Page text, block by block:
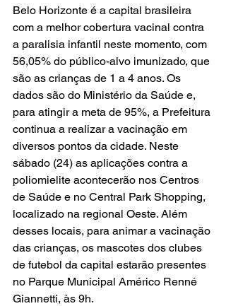
Belo Horizonte é a capital brasileira
com a melhor cobertura vacinal contra
a paralisia infantil neste momento, com
56,05% do público-alvo imunizado, que
são as crianças de 1 a 4 anos. Os
dados são do Ministério da Saúde e,
para atingir a meta de 95%, a Prefeitura
continua a realizar a vacinação em
diversos pontos da cidade. Neste
sábado (24) as aplicações contra a
poliomielite acontecerão nos Centros
de Saúde e no Central Park Shopping,
localizado na regional Oeste. Além
desses locais, para animar a vacinação
das crianças, os mascotes dos clubes
de futebol da capital estarão presentes
no Parque Municipal Américo Renné
Giannetti, às 9h.